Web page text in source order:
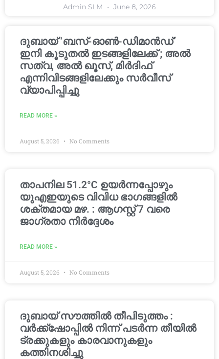
Admin SLM June 8, 2026
ദുബായ് ‘ബസ്-ഓൺ-ഡിമാൻഡ്’
ഇനി കൂടുതൽ ഇടങ്ങളിലേക്ക് ; അൽ
സത്വ, അൽ ഖൂസ്, മിർദിഫ്
എന്നിവിടങ്ങളിലേക്കും സർവീസ്
വ്യാപിപ്പിച്ചു
READ MORE »
August 5, 2026 No Comments
താപനില 51.2°C ഉയർന്നപ്പോഴും
യുഎഇയുടെ വിവിധ ഭാഗങ്ങളിൽ
ശക്തമായ മഴ. : ആഗസ്റ്റ് 7 വരെ
ജാഗ്രതാ നിർദ്ദേശം
READ MORE »
August 5, 2026 No Comments
ദുബായ് സൗത്തിൽ തീപിടുത്തം :
വർക്ക്‌ഷോപ്പിൽ നിന്ന് പടർന്ന തീയിൽ
ട്രക്കുകളും കാരവാനുകളും
കത്തിനശിച്ചു